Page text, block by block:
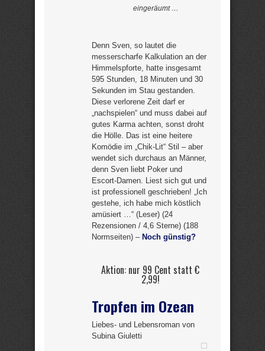
eingeräumt …
Denn Sven, so lautet die
messerscharfe Kalkulation an der
Himmelspforte, hatte insgesamt
595 Stunden, 18 Minuten und 30
Sekunden im Stau gestanden.
Diese verlorene Zeit darf er
„nachspielen“ und muss dabei auf
gutes Karma achten, sonst droht
die Hölle. Das ist eine heitere
Komödie im „Chik-Lit“ Stil – aber
wendet sich durchaus an Männer,
denn Sven liebt Poker und
Escort-Damen. Liest sich gut und
ist professionell geschrieben! „Ich
gestehe, ich habe mich köstlich
amüsiert …“ (Leser) (24
Rezensionen / 4,6 Sterne) (188
Normseiten) – Noch günstig?
Aktion: nur 99 Cent statt €
2,99!
Tropfen im Ozean
Liebes- und Lebensroman von
Subina Giuletti